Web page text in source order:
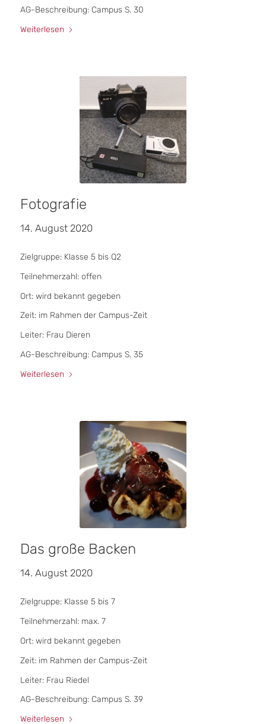
AG-Beschreibung: Campus S. 30
Weiterlesen
Fotografie
14. August 2020
Zielgruppe: Klasse 5 bis Q2
Teilnehmerzahl: offen
Ort: wird bekannt gegeben
Zeit: im Rahmen der Campus-Zeit
Leiter: Frau Dieren
AG-Beschreibung: Campus S. 35
Weiterlesen
Das große Backen
14. August 2020
Zielgruppe: Klasse 5 bis 7
Teilnehmerzahl: max. 7
Ort: wird bekannt gegeben
Zeit: im Rahmen der Campus-Zeit
Leiter: Frau Riedel
AG-Beschreibung: Campus S. 39
Weiterlesen